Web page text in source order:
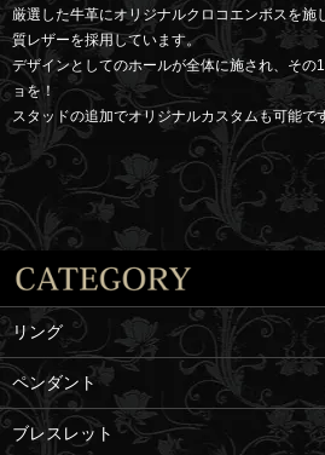
厳選した牛革にオリジナルクロコエンボスを施
質レザーを採用しています。
デザインとしてのホールが全体に施され、その
ョを！
スタッドの追加でオリジナルカスタムも可能で
リング
ペンダント
ブレスレット